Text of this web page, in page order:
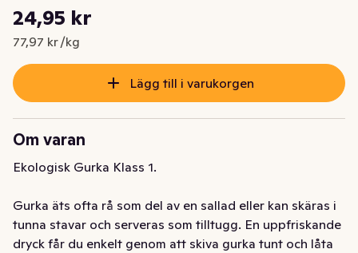
Nuvarande pris är: 24,95 kr
24,95 kr
77,97 kr /kg
Styckpris: 77,97 kr /kg
Lägg till i varukorgen
Om varan
Ekologisk Gurka Klass 1.
Gurka äts ofta rå som del av en sallad eller kan skäras i
tunna stavar och serveras som tilltugg. En uppfriskande
dryck får du enkelt genom att skiva gurka tunt och låta